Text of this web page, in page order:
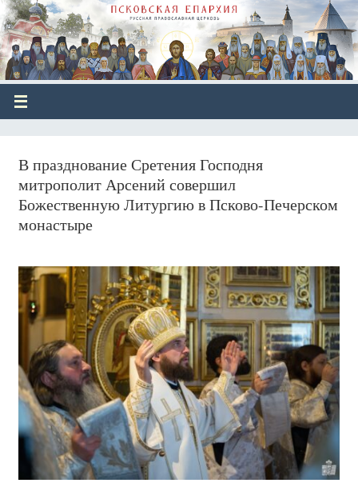
В празднование Сретения Господня
митрополит Арсений совершил
Божественную Литургию в Псково-Печерском
монастыре